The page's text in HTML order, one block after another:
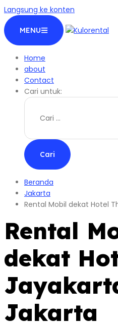
Langsung ke konten
MENU
Home
about
Contact
Cari untuk:
Beranda
Jakarta
Rental Mobil dekat Hotel
Rental
dekat
Jakarta